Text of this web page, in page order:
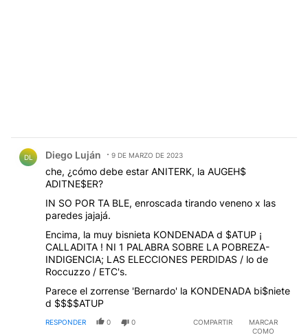
DL Diego Luján 9 DE MARZO DE 2023
che, ¿cómo debe estar ANITERK, la AUGEH$
ADITNE$ER?
IN SO POR TA BLE, enroscada tirando veneno x las
paredes jajajá.
Encima, la muy bisnieta KONDENADA d $ATUP ¡
CALLADITA ! NI 1 PALABRA SOBRE LA POBREZA-
INDIGENCIA; LAS ELECCIONES PERDIDAS / lo de
Roccuzzo / ETC's.
Parece el zorrense 'Bernardo' la KONDENADA bi$niete
d $$$$ATUP
RESPONDER 0 0 COMPARTIR
MARCAR
COMO